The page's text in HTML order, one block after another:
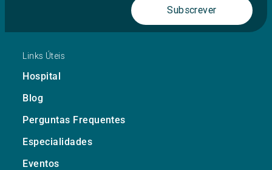
Subscrever
Links Úteis
Hospital
Blog
Perguntas Frequentes
Especialidades
Eventos